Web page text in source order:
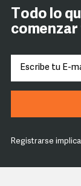
Todo lo
comenzar
Registrarse